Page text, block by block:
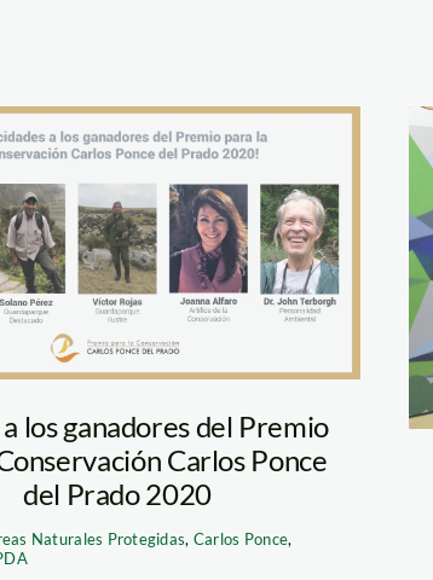
ponce
los ganadores del Premio
Carlos Ponce
del Prado 2020
Naturales Protegidas, Carlos Ponce,